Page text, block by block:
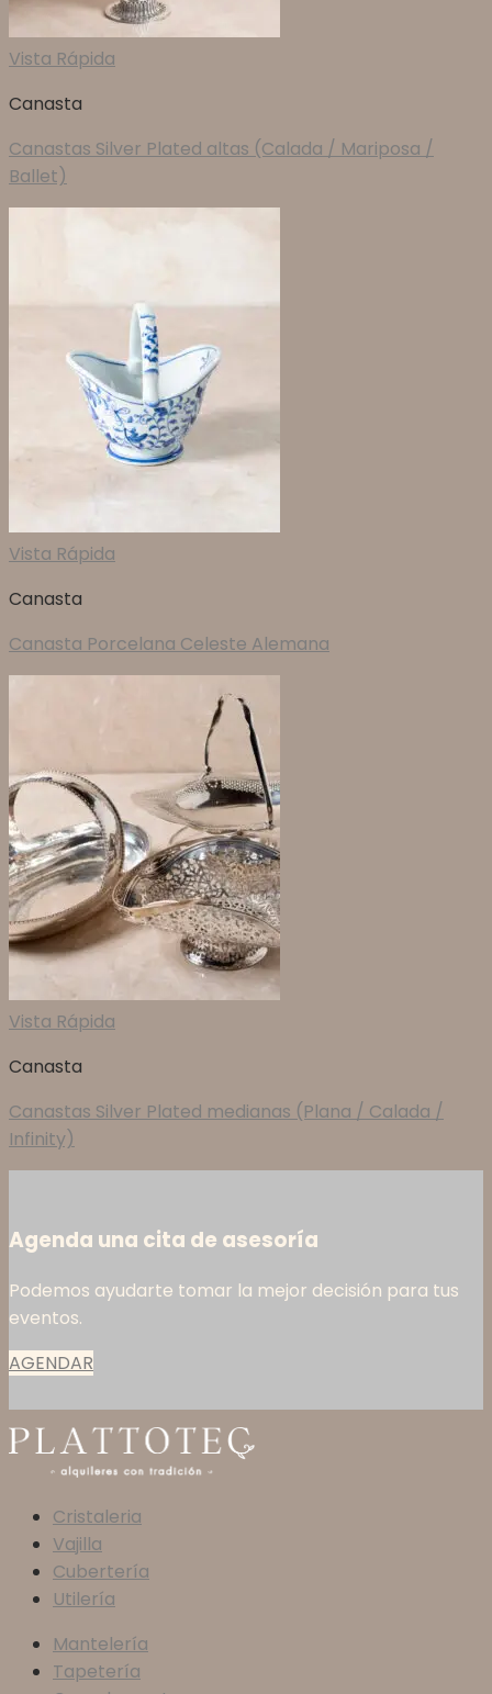
Vista Rápida
Canasta
Canastas Silver Plated altas (Calada / Mariposa /
Ballet)
Vista Rápida
Canasta
Canasta Porcelana Celeste Alemana
Vista Rápida
Canasta
Canastas Silver Plated medianas (Plana / Calada /
Infinity)
Agenda una cita de asesoría
Podemos ayudarte tomar la mejor decisión para tus
eventos.
AGENDAR
Cristaleria
Vajilla
Cubertería
Utilería
Mantelería
Tapetería